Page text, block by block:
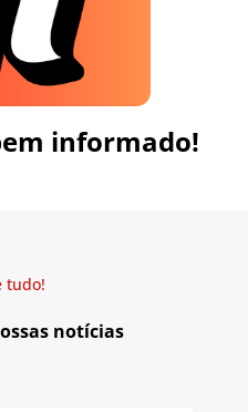
informado!
tudo!
notícias